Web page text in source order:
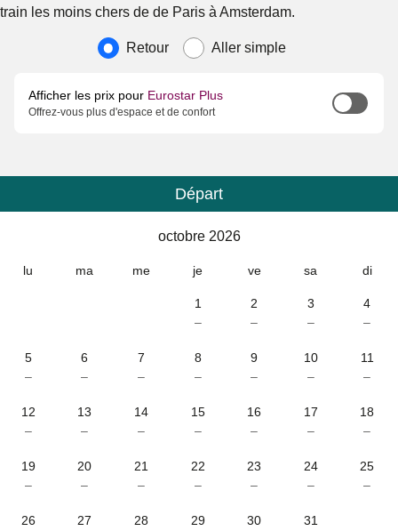
train les moins chers de de Paris à Amsterdam.
Type de voyage
Retour Aller simple
Afficher les prix pour Eurostar Plus
Offrez-vous plus d'espace et de confort
Calendrier
Départ
octobre 2026
lu ma me je ve sa di
1
–
2
–
3
–
4
–
5
–
6
–
7
–
8
–
9
–
10
–
11
–
12
–
13
–
14
–
15
–
16
–
17
–
18
–
19
–
20
–
21
–
22
–
23
–
24
–
25
–
26
27
28
29
30
31